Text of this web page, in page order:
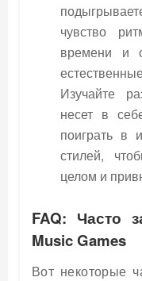
чувство
времени и
Изучайте
несет в
поиграть в
стилей,
целом и
FAQ: Часто
Music Games
Вот некоторые